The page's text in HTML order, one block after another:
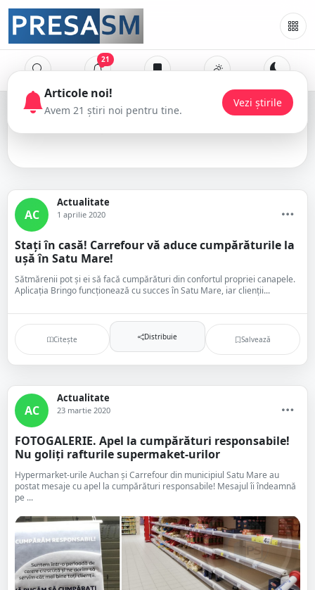
21
Carrefour
AC
Actualitate
1 aprilie 2020
Stați în casă! Carrefour vă aduce cumpărăturile la
ușă în Satu Mare!
Sătmărenii pot și ei să facă cumpărături din confortul propriei canapele.
Aplicația Bringo funcționează cu succes în Satu Mare, iar clienții...
Citește Distribuie Salvează
AC
Actualitate
23 martie 2020
FOTOGALERIE. Apel la cumpărături responsabile!
Nu goliți rafturile supermaket-urilor
Hypermarket-urile Auchan și Carrefour din municipiul Satu Mare au
postat mesaje cu apel la cumpărături responsabile! Mesajul îi îndeamnă
pe ...